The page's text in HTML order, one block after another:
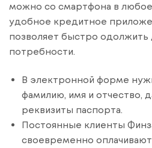
можно со смартфона в
удобное кредитное
позволяет быстро одолжить
потребности.
В электронной форме
фамилию, имя и отчество,
реквизиты паспорта.
Постоянные клиенты
своевременно оплачивают